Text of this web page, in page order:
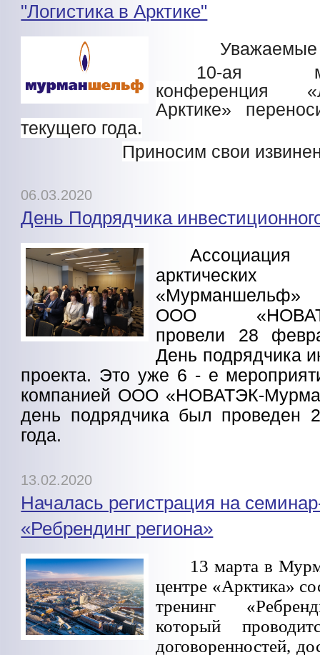
"Логистика в Арктике"
Уважаемые
10-ая
конференция
Арктике»
текущего года.
Приносим свои
06.03.2020
День Подрядчика
Ассоциация
ООО
провели 28
День подрядчика
проекта. Это уже 6 - е
компанией ООО «НОВАТЭК-
день подрядчика был проведен
года.
13.02.2020
Началась регистрация на
«Ребрендинг региона»
13 марта в
центре «Арктика»
тренинг
который
договоренностей,